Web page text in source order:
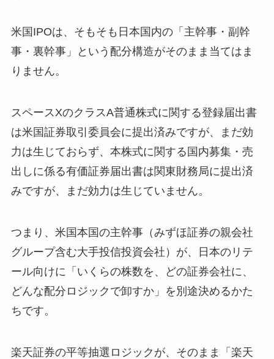
米国IPOは、そもそも日本国内の「主幹事・副幹
事・裏幹事」という配分構造がそのまま当てはま
りません。
スペースXのクラスA普通株式に関する登録届出書
は米国証券取引委員会に提出済みですが、まだ効
力は生じておらず、本株式に関する国内募集・売
出しに係る有価証券届出書は関東財務局に提出済
みですが、まだ効力は生じていません。
つまり、米国本国の主幹事（みずほ証券の親会社
グループ含む大手投信投資会社）が、日本のリテ
ール向けに「いくらの株数を、どの証券会社に、
どんな配分ロジックで卸すか」を別途決めるかた
ちです。
楽天証券の平等抽選ロジックが、そのまま「楽天